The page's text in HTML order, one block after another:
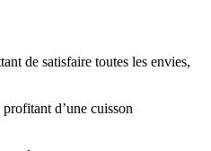
de satisfaire toutes les envies,
d’une cuisson